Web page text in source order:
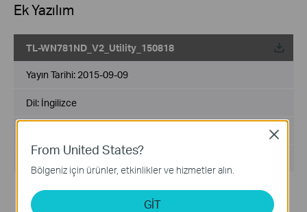
Ek Yazılım
TL-WN781ND_V2_Utility_150818
Yayın Tarihi: 2015-09-09
Dil: İngilizce
İşletim Sistemi: Win 8.1/8/7/XP/Vista
Notes:
For TL-WN781ND_V2
From United States?
Bölgeniz için ürünler, etkinlikler ve hizmetler alın.
GİT
Close